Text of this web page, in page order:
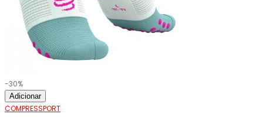
-30%
Adicionar
COMPRESSPORT